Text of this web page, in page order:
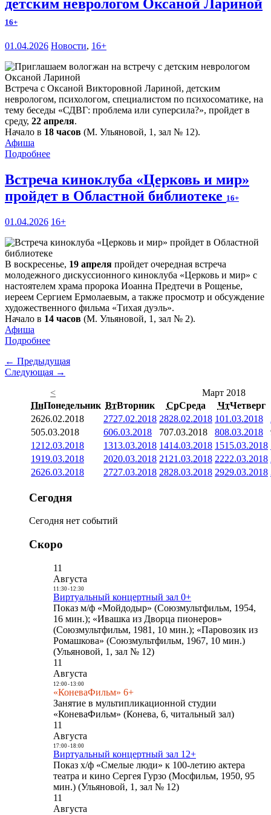
детским неврологом Оксаной Лариной
16+
01.04.2026 Новости, 16+
Встреча с Оксаной Викторовной Лариной, детским
неврологом, психологом, специалистом по психосоматике, на
тему беседы «СДВГ: проблема или суперсила?», пройдет в
среду, 22 апреля.
Начало в 18 часов (М. Ульяновой, 1, зал № 12).
Афиша
Подробнее
Встреча киноклуба «Церковь и мир»
пройдет в Областной библиотеке 16+
01.04.2026 16+
В воскресенье, 19 апреля пройдет очередная встреча
молодежного дискуссионного киноклуба «Церковь и мир» с
настоятелем храма пророка Иоанна Предтечи в Рощенье,
иереем Сергием Ермолаевым, а также просмотр и обсуждение
художественного фильма «Тихая дуэль».
Начало в 14 часов (М. Ульяновой, 1, зал № 2).
Афиша
Подробнее
← Предыдущая
Следующая →
<
Март 2018
ПнПонедельник ВтВторник СрСреда ЧтЧетверг
2626.02.2018 2727.02.2018 2828.02.2018 101.03.2018
505.03.2018 606.03.2018 707.03.2018 808.03.2018
1212.03.2018 1313.03.2018 1414.03.2018 1515.03.2018
1919.03.2018 2020.03.2018 21 21.03.2018 2222.03.2018
2626.03.2018 2727.03.2018 2828.03.2018 2929.03.2018
Сегодня
Сегодня нет событий
Скоро
11
Августа
11:30- 12:30
Виртуальный концертный зал 0+
Показ м/ф «Мойдодыр» (Союзмультфильм, 1954,
16 мин.); «Ивашка из Дворца пионеров»
(Союзмультфильм, 1981, 10 мин.); «Паровозик из
Ромашкова» (Союзмультфильм, 1967, 10 мин.)
(Ульяновой, 1, зал № 12)
11
Августа
12:00- 13:00
«КоневаФильм» 6+
Занятие в мультипликационной студии
«КоневаФильм» (Конева, 6, читальный зал)
11
Августа
17:00- 18:00
Виртуальный концертный зал 12+
Показ х/ф «Смелые люди» к 100-летию актера
театра и кино Сергея Гурзо (Мосфильм, 1950, 95
мин.) (Ульяновой, 1, зал № 12)
11
Августа